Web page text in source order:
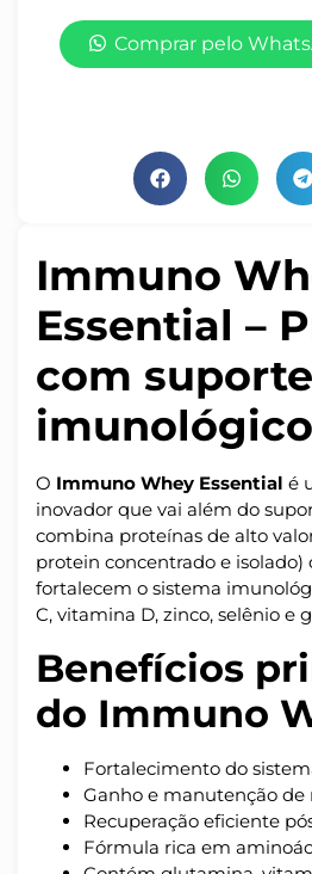
Immuno
Essential –
com suporte
imunológico
O Immuno Whey Essential é
inovador que vai além do
combina proteínas de alto
protein concentrado e
fortalecem o sistema
C, vitamina D, zinco, selênio e
Benefícios
do Immuno
Fortalecimento do
Ganho e manutenção de
Recuperação eficiente
Fórmula rica em
Comprar pelo